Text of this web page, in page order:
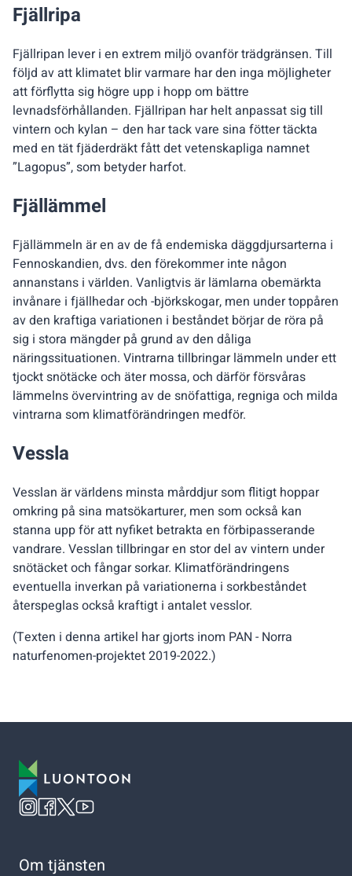
Fjällripa
Fjällripan lever i en extrem miljö ovanför trädgränsen. Till
följd av att klimatet blir varmare har den inga möjligheter
att förflytta sig högre upp i hopp om bättre
levnadsförhållanden. Fjällripan har helt anpassat sig till
vintern och kylan – den har tack vare sina fötter täckta
med en tät fjäderdräkt fått det vetenskapliga namnet
”Lagopus”, som betyder harfot.
Fjällämmel
Fjällämmeln är en av de få endemiska däggdjursarterna i
Fennoskandien, dvs. den förekommer inte någon
annanstans i världen. Vanligtvis är lämlarna obemärkta
invånare i fjällhedar och -björkskogar, men under toppåren
av den kraftiga variationen i beståndet börjar de röra på
sig i stora mängder på grund av den dåliga
näringssituationen. Vintrarna tillbringar lämmeln under ett
tjockt snötäcke och äter mossa, och därför försvåras
lämmelns övervintring av de snöfattiga, regniga och milda
vintrarna som klimatförändringen medför.
Vessla
Vesslan är världens minsta mårddjur som flitigt hoppar
omkring på sina matsökarturer, men som också kan
stanna upp för att nyfiket betrakta en förbipasserande
vandrare. Vesslan tillbringar en stor del av vintern under
snötäcket och fångar sorkar. Klimatförändringens
eventuella inverkan på variationerna i sorkbeståndet
återspeglas också kraftigt i antalet vesslor.
(Texten i denna artikel har gjorts inom PAN - Norra
naturfenomen-projektet 2019-2022.)
Om tjänsten